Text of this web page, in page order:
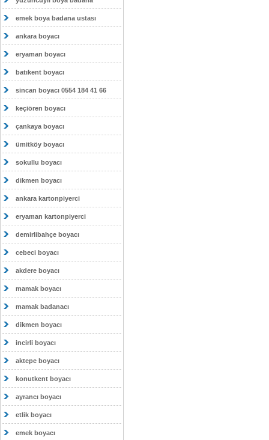
emek boya badana ustası
ankara boyacı
eryaman boyacı
batıkent boyacı
sincan boyacı 0554 184 41 66
keçiören boyacı
çankaya boyacı
ümitköy boyacı
sokullu boyacı
dikmen boyacı
ankara kartonpiyerci
eryaman kartonpiyerci
demirlibahçe boyacı
cebeci boyacı
akdere boyacı
mamak boyacı
mamak badanacı
dikmen boyacı
incirli boyacı
aktepe boyacı
konutkent boyacı
ayrancı boyacı
etlik boyacı
emek boyacı